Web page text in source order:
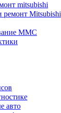
mitsubishi
Mitsubishi
MMC
авто